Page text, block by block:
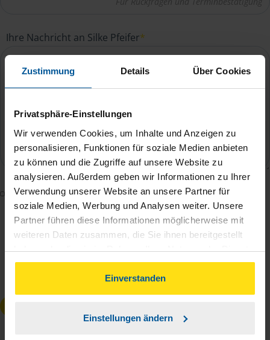
Zustimmung Details Über Cookies
Privatsphäre-Einstellungen
Wir verwenden Cookies, um Inhalte und Anzeigen zu
personalisieren, Funktionen für soziale Medien anbieten
zu können und die Zugriffe auf unsere Website zu
analysieren. Außerdem geben wir Informationen zu Ihrer
Verwendung unserer Website an unsere Partner für
soziale Medien, Werbung und Analysen weiter. Unsere
Partner führen diese Informationen möglicherweise mit
weiteren Daten zusammen, die Sie ihnen bereitgestellt
haben oder die sie im Rahmen Ihrer Nutzung der Dienste
gesammelt haben. Indem Sie auf Einverstanden klicken,
können Sie der Verwendung von Cookies, gemäß
unserer➔ Datenschutzrichtliniezustimmen.
Einverstanden
Einstellungen ändern
Ihre Nachricht an Silke Pfeifer*
Mit dem Absenden des Kontaktformulars erkläre ich
mich damit einverstanden, dass meine Daten zur
Bearbeitung meines Anliegens sowie zur internen
Analyse der Zugriffsquelle verwendet werden.
DieDatenschutzbestimmungenhabe ich zur
Kenntnis genommen.*